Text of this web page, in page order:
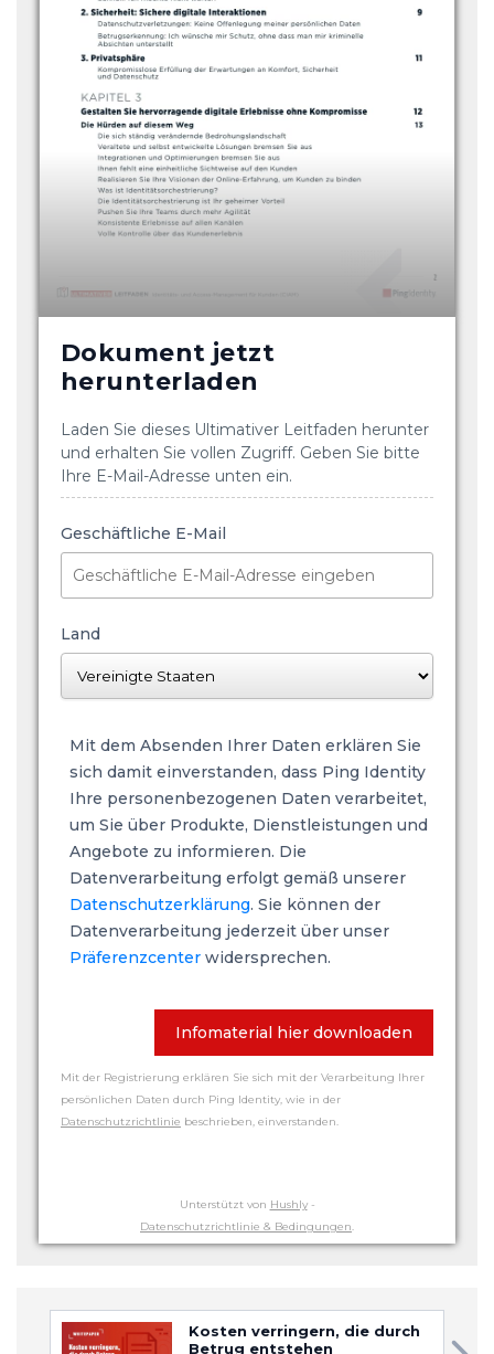
Dokument jetzt
herunterladen
Laden Sie dieses Ultimativer Leitfaden herunter
und erhalten Sie vollen Zugriff. Geben Sie bitte
Ihre E-Mail-Adresse unten ein.
Geschäftliche E-Mail
Land
Mit dem Absenden Ihrer Daten erklären Sie
sich damit einverstanden, dass Ping Identity
Ihre personenbezogenen Daten verarbeitet,
um Sie über Produkte, Dienstleistungen und
Angebote zu informieren. Die
Datenverarbeitung erfolgt gemäß unserer
Datenschutzerklärung. Sie können der
Datenverarbeitung jederzeit über unser
Präferenzcenter widersprechen.
Infomaterial hier downloaden
Mit der Registrierung erklären Sie sich mit der Verarbeitung Ihrer
persönlichen Daten durch Ping Identity, wie in der
Datenschutzrichtlinie beschrieben, einverstanden.
Unterstützt von Hushly-
Datenschutzrichtlinie & Bedingungen.
Kosten verringern, die durch
Betrug entstehen